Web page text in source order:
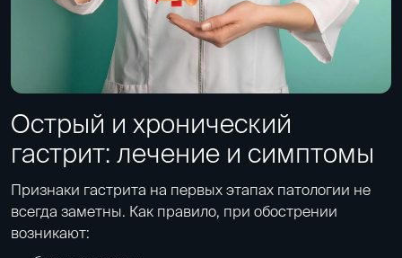
Острый и хронический
гастрит: лечение и симптомы
Признаки гастрита на первых этапах патологии не
всегда заметны. Как правило, при обострении
возникают: